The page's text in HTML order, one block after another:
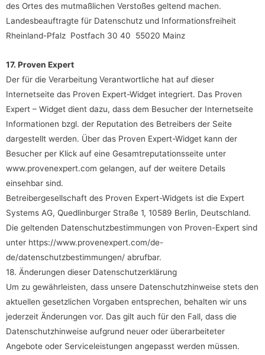
des Ortes des mutmaßlichen Verstoßes geltend machen.
Landesbeauftragte für Datenschutz und Informationsfreiheit
Rheinland-Pfalz Postfach 30 40 55020 Mainz
17. Proven Expert
Der für die Verarbeitung Verantwortliche hat auf dieser
Internetseite das Proven Expert-Widget integriert. Das Proven
Expert – Widget dient dazu, dass dem Besucher der Internetseite
Informationen bzgl. der Reputation des Betreibers der Seite
dargestellt werden. Über das Proven Expert-Widget kann der
Besucher per Klick auf eine Gesamtreputationsseite unter
www.provenexpert.com gelangen, auf der weitere Details
einsehbar sind.
Betreibergesellschaft des Proven Expert-Widgets ist die Expert
Systems AG, Quedlinburger Straße 1, 10589 Berlin, Deutschland.
Die geltenden Datenschutzbestimmungen von Proven-Expert sind
unter https://www.provenexpert.com/de-
de/datenschutzbestimmungen/ abrufbar.
18. Änderungen dieser Datenschutzerklärung
Um zu gewährleisten, dass unsere Datenschutzhinweise stets den
aktuellen gesetzlichen Vorgaben entsprechen, behalten wir uns
jederzeit Änderungen vor. Das gilt auch für den Fall, dass die
Datenschutzhinweise aufgrund neuer oder überarbeiteter
Angebote oder Serviceleistungen angepasst werden müssen.